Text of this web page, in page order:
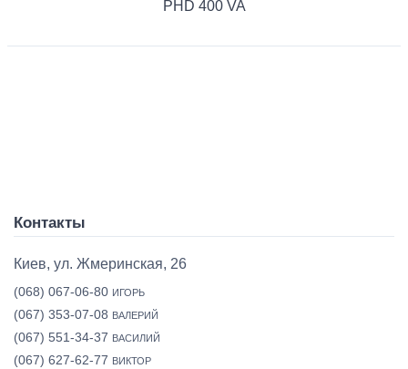
PHD 400 VA
Контакты
Киев, ул. Жмеринская, 26
(068) 067-06-80 ИГОРЬ
(067) 353-07-08 ВАЛЕРИЙ
(067) 551-34-37 ВАСИЛИЙ
(067) 627-62-77 ВИКТОР